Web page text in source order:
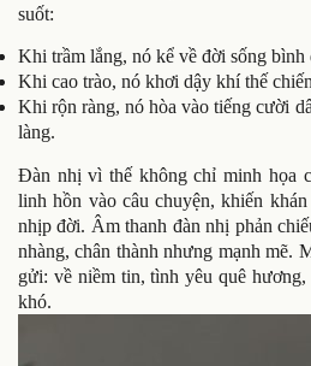
suốt:
Khi trầm lắng, nó kể về đời sống bình
Khi cao trào, nó khơi dậy khí thế
Khi rộn ràng, nó hòa vào tiếng cười
làng.
Đàn nhị vì thế không chỉ minh họa
linh hồn vào câu chuyện, khiến
nhịp đời. Âm thanh đàn nhị phản
nhàng, chân thành nhưng mạnh mẽ.
gửi: về niềm tin, tình yêu quê
khó.